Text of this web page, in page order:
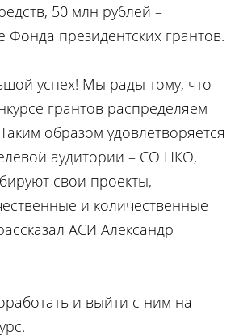
50 млн рублей –
президентских грантов.
успех! Мы рады тому, что
грантов распределяем
образом удовлетворяется
аудитории – СО НКО,
свои проекты,
и количественные
АСИ Александр
и выйти с ним на